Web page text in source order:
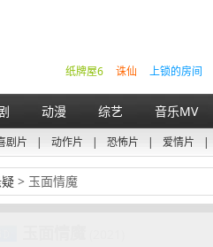
上锁的房间
诛仙
纸牌屋6
动漫 综艺 音乐MV
剧片 | 动作片 | 恐怖片 | 爱情片 |
> 玉面情魔